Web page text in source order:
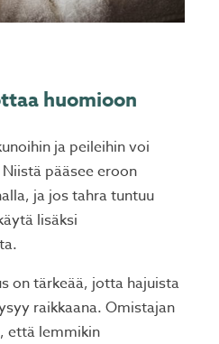
huomioon
ja peileihin voi
pääsee eroon
ja jos tahra tuntuu
lisäksi
on tärkeää, jotta hajuista
raikkaana. Omistajan
että lemmikin